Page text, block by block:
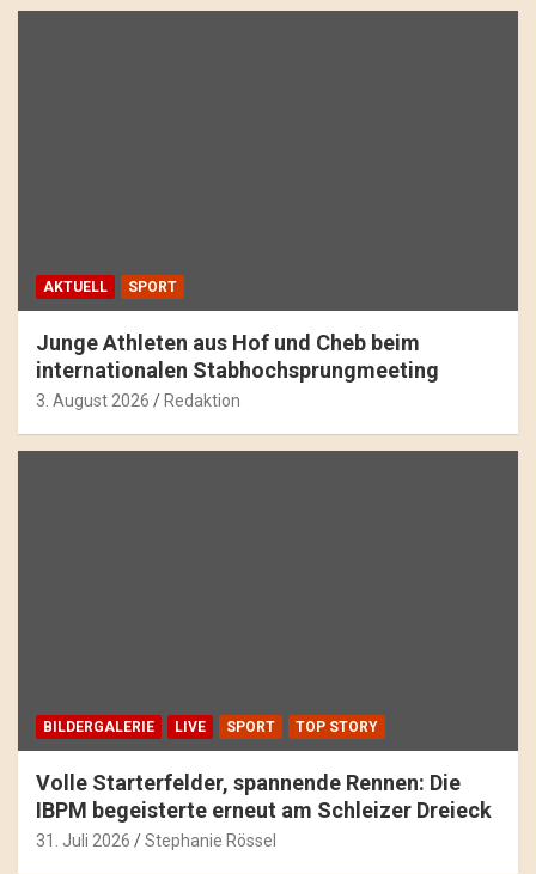
AKTUELL SPORT
Junge Athleten aus Hof und Cheb beim
internationalen Stabhochsprungmeeting
3. August 2026 Redaktion
BILDERGALERIE LIVE SPORT TOP STORY
Volle Starterfelder, spannende Rennen: Die
IBPM begeisterte erneut am Schleizer Dreieck
31. Juli 2026 Stephanie Rössel